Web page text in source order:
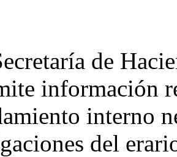
de
información
interno
del